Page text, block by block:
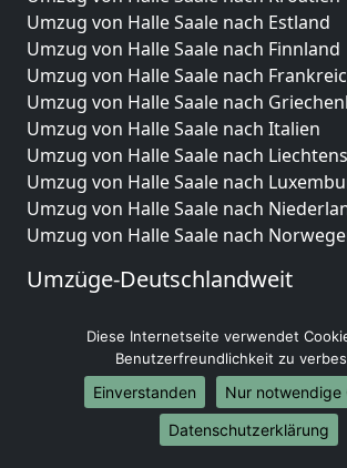
Umzug von Halle Saale nach Estland
Umzug von Halle Saale nach Finnland
Umzug von Halle Saale nach
Umzug von Halle Saale nach
Umzug von Halle Saale nach Italien
Umzug von Halle Saale nach
Umzug von Halle Saale nach
Umzug von Halle Saale nach
Umzug von Halle Saale nach
Umzüge-Deutschlandweit
Umzug von Halle Saale nach
Umzug von Halle Saale nach München
Umzug von Halle Saale nach Köln
Umzug von Halle Saale nach Frankfurt
Umzug von Halle Saale nach Stuttgart
Diese Internetseite verwendet
Benutzerfreundlichkeit zu
Einverstanden
Nur notwendige
Datenschutzerklärung